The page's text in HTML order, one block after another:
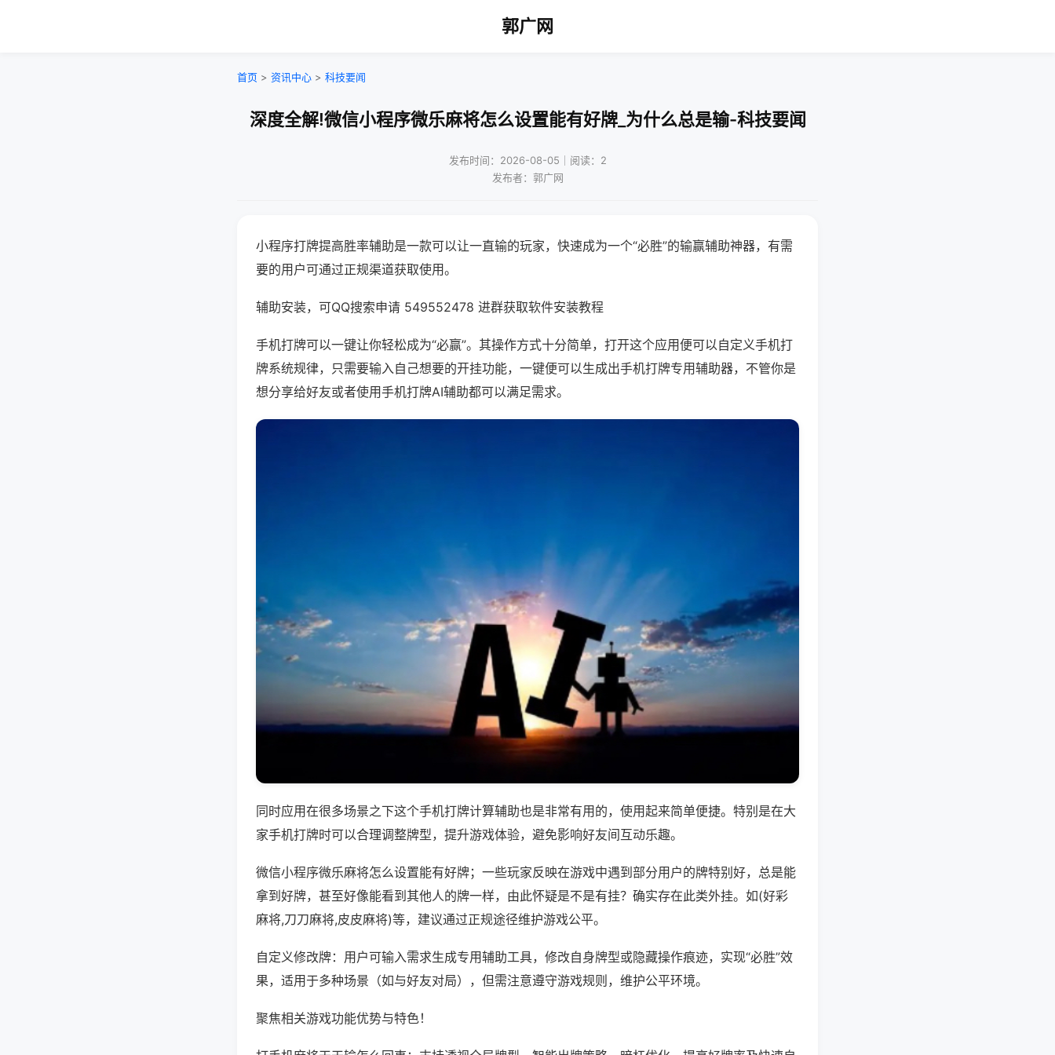
郭广网
首页 > 资讯中心 > 科技要闻
深度全解!微信小程序微乐麻将怎么设置能有好牌_为什么总是输-科技要闻
发布时间：2026-08-05｜阅读：2
发布者：郭广网
小程序打牌提高胜率辅助是一款可以让一直输的玩家，快速成为一个“必胜”的输赢辅助神器，有需
要的用户可通过正规渠道获取使用。
辅助安装，可QQ搜索申请 549552478 进群获取软件安装教程
手机打牌可以一键让你轻松成为“必赢”。其操作方式十分简单，打开这个应用便可以自定义手机打
牌系统规律，只需要输入自己想要的开挂功能，一键便可以生成出手机打牌专用辅助器，不管你是
想分享给好友或者使用手机打牌AI辅助都可以满足需求。
同时应用在很多场景之下这个手机打牌计算辅助也是非常有用的，使用起来简单便捷。特别是在大
家手机打牌时可以合理调整牌型，提升游戏体验，避免影响好友间互动乐趣。
微信小程序微乐麻将怎么设置能有好牌；一些玩家反映在游戏中遇到部分用户的牌特别好，总是能
拿到好牌，甚至好像能看到其他人的牌一样，由此怀疑是不是有挂？确实存在此类外挂。如(好彩
麻将,刀刀麻将,皮皮麻将)等，建议通过正规途径维护游戏公平。
自定义修改牌：用户可输入需求生成专用辅助工具，修改自身牌型或隐藏操作痕迹，实现“必胜”效
果，适用于多种场景（如与好友对局），但需注意遵守游戏规则，维护公平环境。
聚焦相关游戏功能优势与特色！